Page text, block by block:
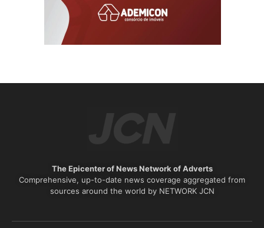
The Epicenter of News Network of Adverts
Comprehensive, up-to-date news coverage aggregated from
sources around the world by NETWORK JCN